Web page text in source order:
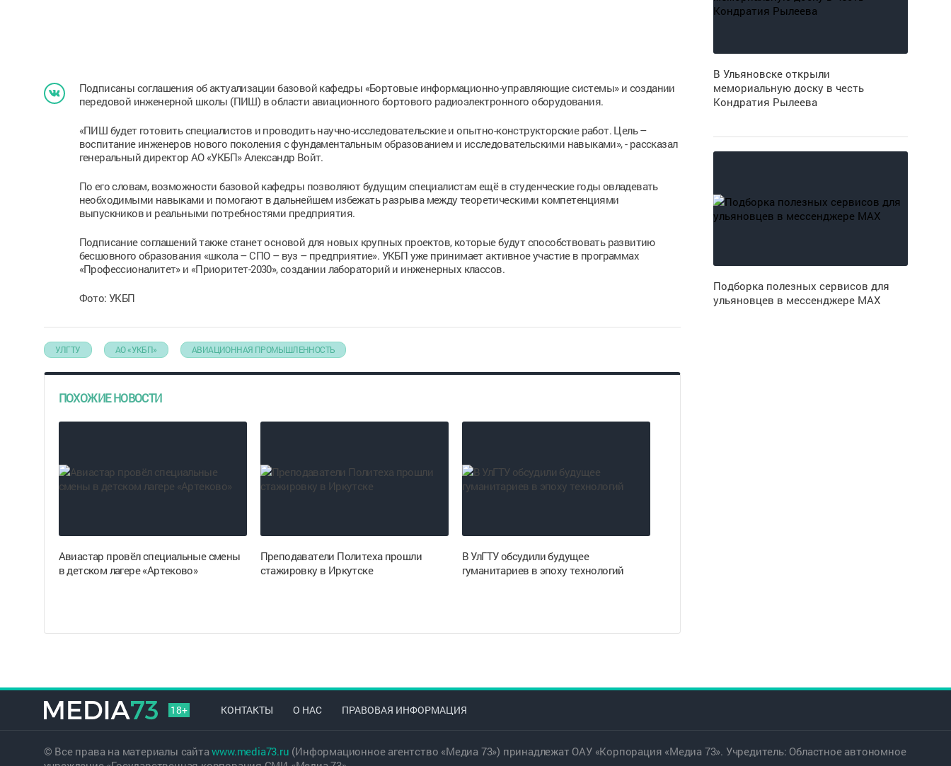
Подписаны соглашения об актуализации базовой кафедры «Бортовые информационно-управляющие системы» и создании
передовой инженерной школы (ПИШ) в области авиационного бортового радиоэлектронного оборудования.
«ПИШ будет готовить специалистов и проводить научно-исследовательские и опытно-конструкторские работ. Цель –
воспитание инженеров нового поколения с фундаментальным образованием и исследовательскими навыками», - рассказал
генеральный директор АО «УКБП» Александр Войт.
По его словам, возможности базовой кафедры позволяют будущим специалистам ещё в студенческие годы овладевать
необходимыми навыками и помогают в дальнейшем избежать разрыва между теоретическими компетенциями
выпускников и реальными потребностями предприятия.
Подписание соглашений также станет основой для новых крупных проектов, которые будут способствовать развитию
бесшовного образования «школа – СПО – вуз – предприятие». УКБП уже принимает активное участие в программах
«Профессионалитет» и «Приоритет-2030», создании лабораторий и инженерных классов.
Фото: УКБП
УЛГТУ АО «УКБП» АВИАЦИОННАЯ ПРОМЫШЛЕННОСТЬ
ПОХОЖИЕ НОВОСТИ
Авиастар провёл специальные смены
в детском лагере «Артеково»
Преподаватели Политеха прошли
стажировку в Иркутске
В УлГТУ обсудили будущее
гуманитариев в эпоху технологий
В Ульяновске открыли
мемориальную доску в честь
Кондратия Рылеева
Подборка полезных сервисов для
ульяновцев в мессенджере MAX
18+ КОНТАКТЫ О НАС ПРАВОВАЯ ИНФОРМАЦИЯ
© Все права на материалы сайтаwww.media73.ru (Информационное агентство «Медиа 73») принадлежат ОАУ «Корпорация «Медиа 73». Учредитель: Областное автономное